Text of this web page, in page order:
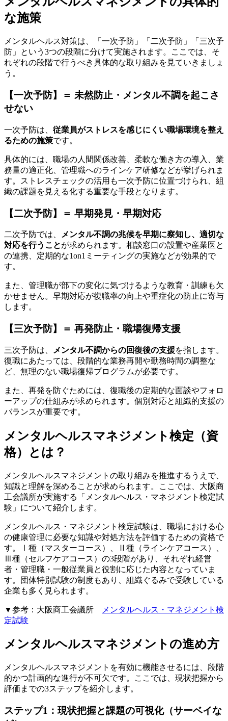
な施策
メンタルヘルス対策は、「一次予防」「二次予防」「三次予
防」という3つの段階に分けて実施されます。ここでは、そ
れぞれの段階で行うべき具体的な取り組みを見ていきましょ
う。
【一次予防】＝ 未然防止・メンタル不調を起こさ
せない
一次予防は、 従業員がストレスを感じにくい職場環境を整え
るための施策です。
具体的には、職場の人間関係改善、柔軟な働き方の導入、業
務量の適正化、管理職へのラインケア研修などが挙げられま
す。ストレスチェックの活用も一次予防に位置づけられ、組
織の課題を見える化する重要な手段となります。
【二次予防】＝ 早期発見・早期対応
二次予防では、
メンタル不調の兆候を早期に察知し、適切な
対応を行うことが求められます。相談窓口の設置や産業医と
の連携、定期的な1on1ミーティングの実施などが効果的で
す。
また、管理職が部下の変化に気づけるような教育・訓練も欠
かせません。早期対応が復職率の向上や重症化の防止に寄与
します。
【三次予防】＝ 再発防止・職場復帰支援
三次予防は、 メンタル不調からの回復後の支援を指します。
復職にあたっては、段階的な業務再開や勤務時間の調整な
ど、無理のない職場復帰プログラムが必要です。
また、再発を防ぐためには、復職後の定期的な面談やフォロ
ーアップの仕組みが求められます。個別対応と組織的支援の
バランスが重要です。
メンタルヘルスマネジメント検定（資
格）とは？
メンタルヘルスマネジメントの取り組みを推進するうえで、
知識と理解を深めることが求められます。ここでは、大阪商
工会議所が実施する「メンタルヘルス・マネジメント検定試
験」について紹介します。
メンタルヘルス・マネジメント検定試験は、職場における心
の健康管理に必要な知識や対処方法を評価するための資格で
す。Ⅰ種（マスターコース）、Ⅱ種（ラインケアコース）、
Ⅲ種（セルフケアコース）の3段階があり、それぞれ経営
者・管理職・一般従業員と役割に応じた内容となっていま
す。団体特別試験の制度もあり、組織ぐるみで受験している
企業も多く見られます。
▼参考：大阪商工会議所
メンタルヘルス・マネジメント検
定試験
メンタルヘルスマネジメントの進め方
メンタルヘルスマネジメントを有効に機能させるには、段階
的かつ計画的な進行が不可欠です。ここでは、現状把握から
評価までの3ステップを紹介します。
ステップ1：現状把握と課題の可視化（サーベイな